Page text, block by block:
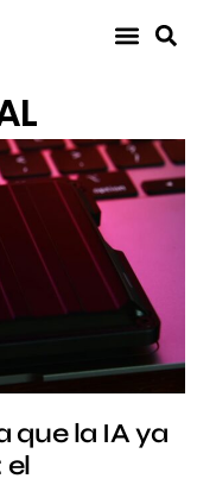
que la IA ya
el